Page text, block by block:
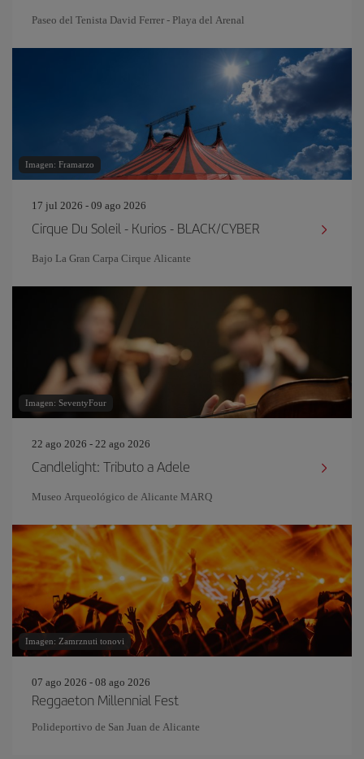
Paseo del Tenista David Ferrer - Playa del Arenal
Imagen: Framarzo
17 jul 2026 - 09 ago 2026
Cirque Du Soleil - Kurios - BLACK/CYBER
Bajo La Gran Carpa Cirque Alicante
Imagen: SeventyFour
22 ago 2026 - 22 ago 2026
Candlelight: Tributo a Adele
Museo Arqueológico de Alicante MARQ
Imagen: Zamrznuti tonovi
07 ago 2026 - 08 ago 2026
Reggaeton Millennial Fest
Polideportivo de San Juan de Alicante